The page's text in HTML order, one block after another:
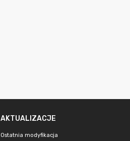
AKTUALIZACJE
Ostatnia modyfikacja